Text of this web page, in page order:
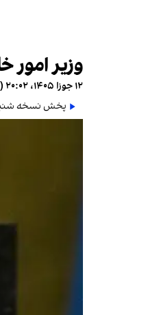
وزیر
۱۲ جوزا ۱۴۰۵، ۲۰:۰۲ (‎+۱ گرینویچ)
پخش نسخه